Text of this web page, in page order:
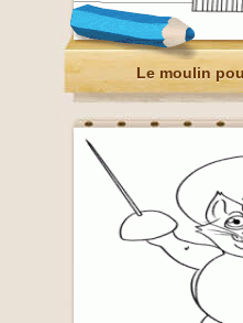
Le moulin